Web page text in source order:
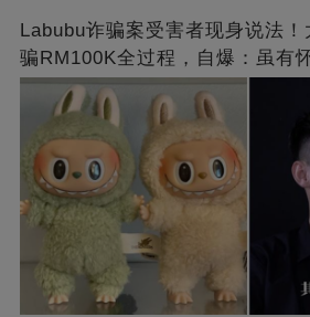
Labubu诈骗案受害者现身说法
骗RM100K全过程，自爆：虽有